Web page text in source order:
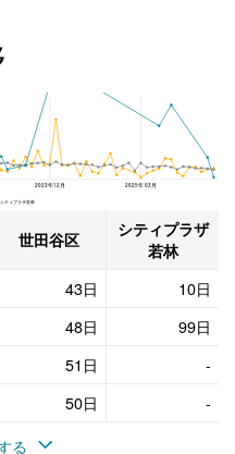
2023年12月 2025年03月
プラザ若林
世田谷区
シティプラザ
若林
43日
10日
48日
99日
51日
-
50日
-
る